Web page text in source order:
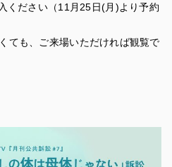
ください（11月25日(月)より予約
ても、ご来場いただければ観覧で